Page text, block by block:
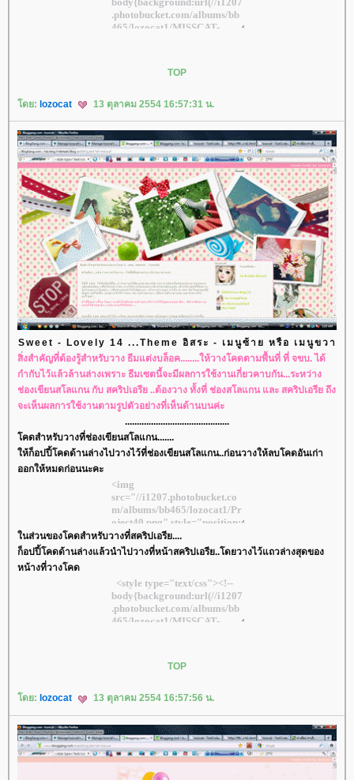
TOP
ดย: lozocat 13 ตุลาคม 2554 16:57:31 น.
Sweet - Lovely 14 ...Theme อิสระ - เมนูซ้าย หรือ เมนูขวา
สิ่งสำคัญที่ต้องรู้สำหรับวาง ธีมแต่งบล็อค........ให้วางโคดตามพื้นที่ ที่ จขบ. ได้
กำกับไว้แล้วล้านล่างเพราะ ธีมเซตนี้จะมีผลการใช้งานเกี่ยวคาบกัน...ระหว่าง
ช่องเขียนสโลแกน กับ สคริปเอรีย ..ต้องวาง ทั้งที่ ช่องสโลแกน และ สคริปเอรีย ถึง
จะเห็นผลการใช้งานตามรูปตัวอย่างที่เห็นด้านบนค่ะ
............................................
คดสำหรับวางที่ช่องเขียนสโลแกน.......
ห้ก็อปปี้โคดด้านล่างไปวางไว้ที่ช่องเขียนสโลแกน..ก่อนวางให้ลบโคดอันเก่า
ออกให้หมดก่อนนะคะ
นส่วนของโคดสำหรับวางที่สคริปเอรีย....
ก็อปปี้โคดด้านล่างแล้วนำไปวางที่หน้าสคริปเอรีย..โดยวางไว้แถวล่างสุดของ
หน้างที่วางโคด
TOP
ดย: lozocat 13 ตุลาคม 2554 16:57:56 น.